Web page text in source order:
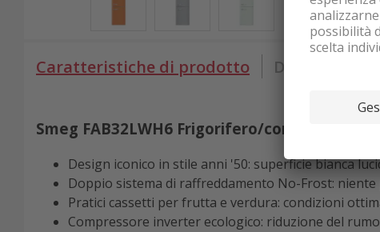
Caratteristiche di prodotto Dati tecnici
Smeg FAB32LWH6 Frigorifero/congelatore
Design iconico in stile anni '50: superficie bianca
Doppio sistema di raffreddamento No-Frost:
Pratici cassetti per frutta e verdura: condizioni
Compressore inverter ecologico: riduzione del